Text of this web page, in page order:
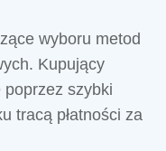
wyboru metod
Kupujący
szybki
tracą płatności za